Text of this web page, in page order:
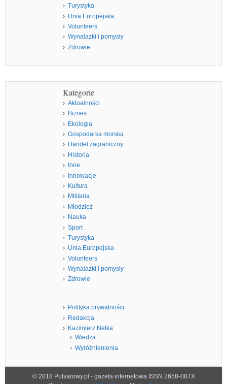
Turystyka
Unia Europejska
Volunteers
Wynalazki i pomysły
Zdrowie
Kategorie
Aktualności
Biznes
Ekologia
Gospodarka morska
Handel zagraniczny
Historia
Inne
Innowacje
Kultura
MIlitaria
Młodzież
Nauka
Sport
Turystyka
Unia Europejska
Volunteers
Wynalazki i pomysły
Zdrowie
Polityka prywatności
Redakcja
Kazimierz Netka
Wiedza
Wyróżnienienia
© 2018 Pulsarowy.pl - gazeta internetowa ISSN 2658-087X